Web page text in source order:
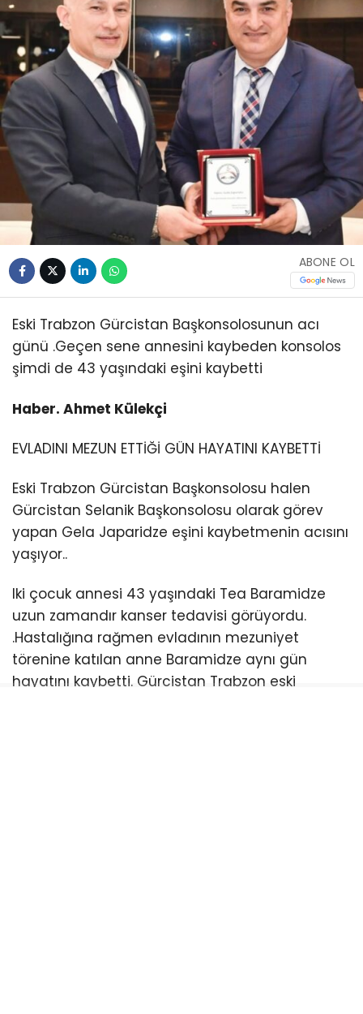
ABONE OL
Eski Trabzon Gürcistan Başkonsolosunun acı
günü .Geçen sene annesini kaybeden konsolos
şimdi de 43 yaşındaki eşini kaybetti
Haber. Ahmet Külekçi
EVLADINI MEZUN ETTİĞİ GÜN HAYATINI KAYBETTİ
Eski Trabzon Gürcistan Başkonsolosu halen
Gürcistan Selanik Başkonsolosu olarak görev
yapan Gela Japaridze eşini kaybetmenin acısını
yaşıyor..
Iki çocuk annesi 43 yaşındaki Tea Baramidze
uzun zamandır kanser tedavisi görüyordu.
.Hastalığına rağmen evladının mezuniyet
törenine katılan anne Baramidze aynı gün
hayatını kaybetti. Gürcistan Trabzon eski